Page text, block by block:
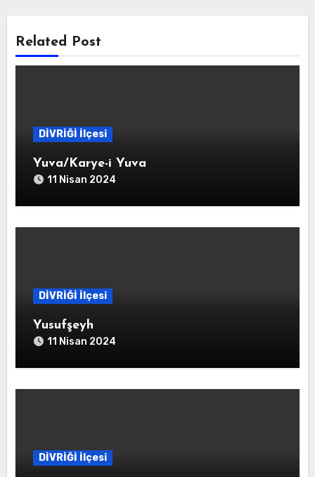
Related Post
DİVRİĞİ İlçesi
Yuva/Karye-i Yuva
11 Nisan 2024
DİVRİĞİ İlçesi
Yusufşeyh
11 Nisan 2024
DİVRİĞİ İlçesi